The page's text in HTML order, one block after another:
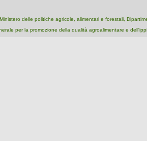
Ministero delle politiche agricole, alimentari e forestali,
per la promozione della qualità agroalimentare e